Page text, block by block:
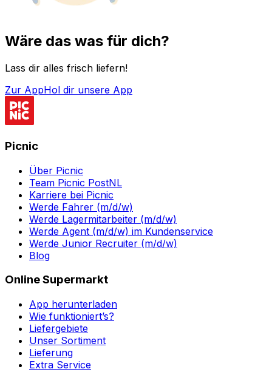
Wäre das was für dich?
Lass dir alles frisch liefern!
Zur AppHol dir unsere App
Picnic
Über Picnic
Team Picnic PostNL
Karriere bei Picnic
Werde Fahrer (m/d/w)
Werde Lagermitarbeiter (m/d/w)
Werde Agent (m/d/w) im Kundenservice
Werde Junior Recruiter (m/d/w)
Blog
Online Supermarkt
App herunterladen
Wie funktioniert’s?
Liefergebiete
Unser Sortiment
Lieferung
Extra Service